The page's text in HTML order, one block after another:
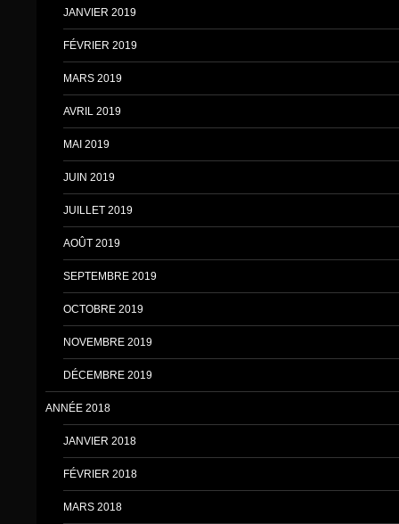
JANVIER 2019
FÉVRIER 2019
MARS 2019
AVRIL 2019
MAI 2019
JUIN 2019
JUILLET 2019
AOÛT 2019
SEPTEMBRE 2019
OCTOBRE 2019
NOVEMBRE 2019
DÉCEMBRE 2019
ANNÉE 2018
JANVIER 2018
FÉVRIER 2018
MARS 2018